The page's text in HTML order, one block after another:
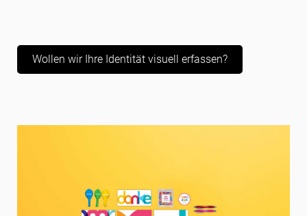
Wollen wir Ihre Identität visuell erfassen?